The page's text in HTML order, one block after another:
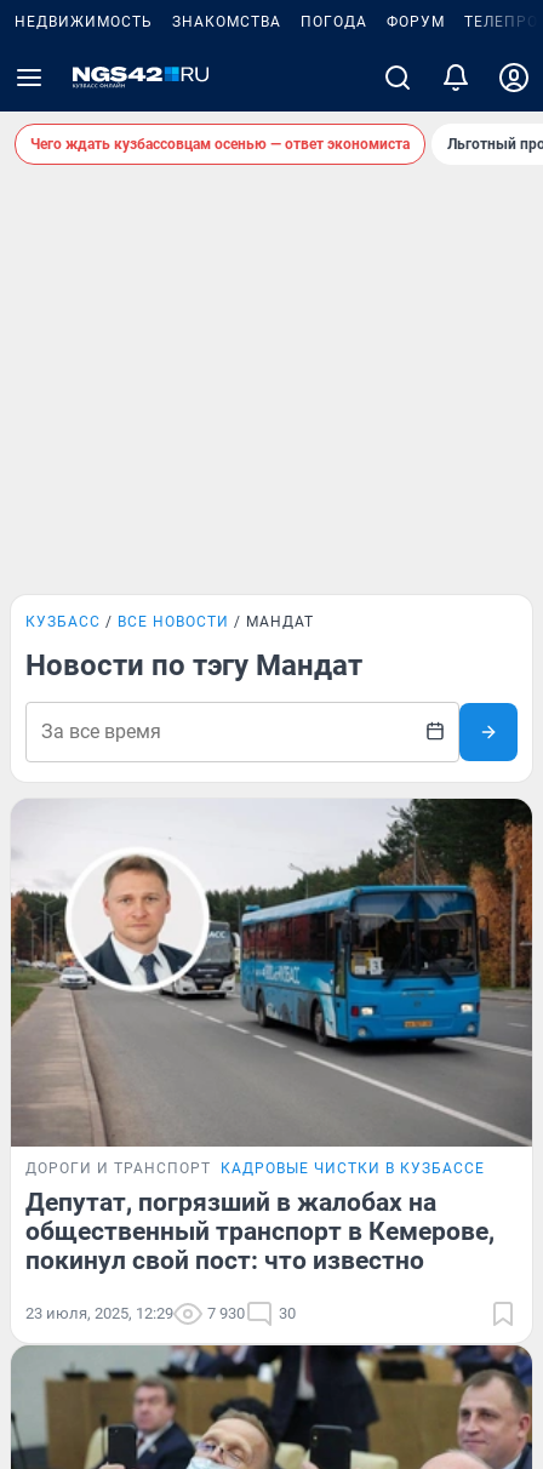
НЕДВИЖИМОСТЬ ЗНАКОМСТВА ПОГОДА ФОРУМ
Чего ждать кузбассовцам осенью — ответ экономиста Льготный
КУЗБАСС ВСЕ НОВОСТИ МАНДАТ
Новости по тэгу Мандат
ДОРОГИ И ТРАНСПОРТ КАДРОВЫЕ ЧИСТКИ В КУЗБАССЕ
Депутат, погрязший в жалобах на
общественный транспорт в Кемерове,
покинул свой пост: что известно
23 июля, 2025, 12:29 7 930 30